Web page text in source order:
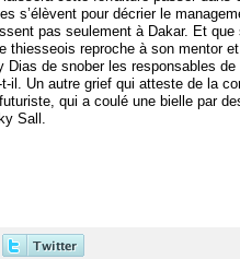
s’élèvent pour décrier le
pas seulement à Dakar. Et
thiesseois reproche à son mentor
de snober les responsables de
il. Un autre grief qui atteste de la
qui a coulé une bielle par
Sall.